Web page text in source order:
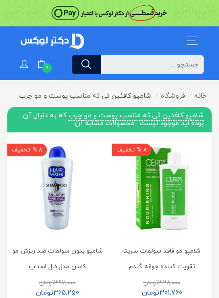
0
خانه فروشگاه شامپو کافئین ثی ثه مناسب پوست و مو چرب
شامپو کافئین ثی ثه مناسب پوست و مو چربکه به دنبال آن
بوده اید موجود نیست . محصولات مشابه آن
8 % تخفیف
شامپو مو فاقد سولفات سریتا
تقویت کننده جوانه گندم
328,000تومان
301,760تومان
8 % تخفیف
شامپو بدون سولفات ضد ریزش مو
کامان مدل فال استاپ
397,000تومان
365,250تومان